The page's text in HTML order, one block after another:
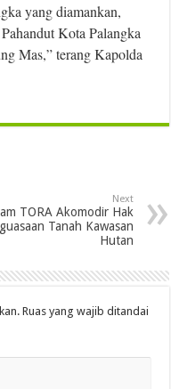
yang diamankan,
Kota Palangka
Mas,” terang Kapolda
Next
TORA Akomodir Hak
Tanah Kawasan
Hutan
Ruas yang wajib ditandai